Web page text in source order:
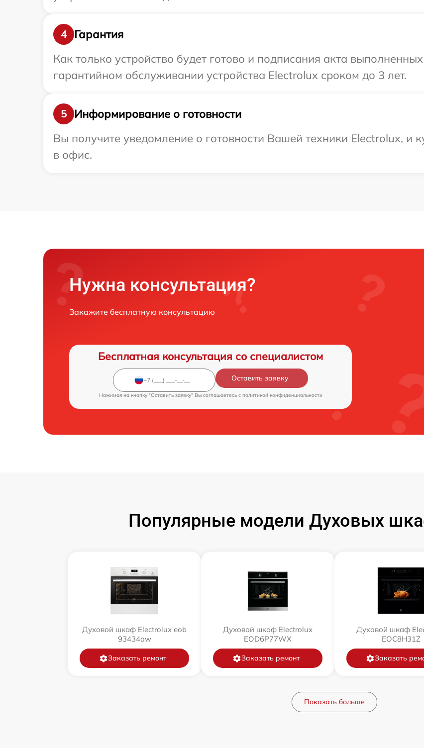
4
Гарантия
Как только устройство будет готово и подписания акта
гарантийном обслуживании устройства Electrolux сроком до 3 лет.
5
Информирование о готовности
Вы получите уведомление о готовности Вашей техники Electrolux, и
в офис.
Нужна консультация?
Закажите бесплатную консультацию
Бесплатная консультация со специалистом
Оставить заявку
Нажимая на кнопку "Оставить заявку" Вы соглашаетесь c политикой конфиденциальности
Популярные модели Духовых
Духовой шкаф Electrolux eob
93434aw
Заказать ремонт
Духовой шкаф Electrolux
EOD6P77WX
Заказать ремонт
Духовой шкаф
EOC8H31Z
Заказать
Показать больше